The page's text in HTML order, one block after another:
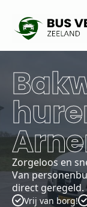
Zorgeloos en
Van
direct geregeld.
Vrij van borg!